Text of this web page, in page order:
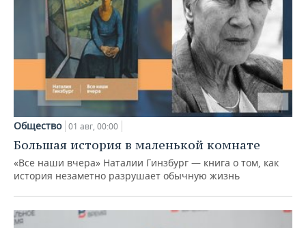
Общество 01 авг, 00:00
Большая история в маленькой комнате
«Все наши вчера» Наталии Гинзбург — книга о том, как
история незаметно разрушает обычную жизнь